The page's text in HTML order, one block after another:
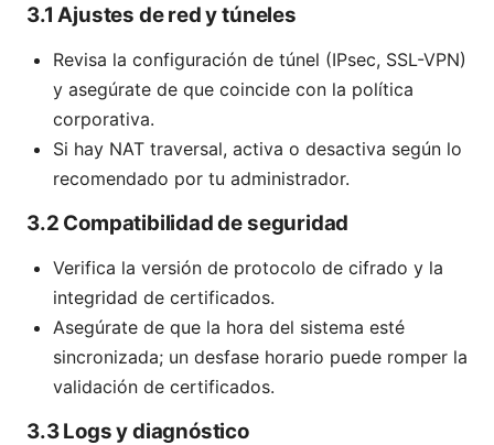
3.1 Ajustes de red y túneles
Revisa la configuración de túnel (IPsec, SSL-VPN)
y asegúrate de que coincide con la política
corporativa.
Si hay NAT traversal, activa o desactiva según lo
recomendado por tu administrador.
3.2 Compatibilidad de seguridad
Verifica la versión de protocolo de cifrado y la
integridad de certificados.
Asegúrate de que la hora del sistema esté
sincronizada; un desfase horario puede romper la
validación de certificados.
3.3 Logs y diagnóstico